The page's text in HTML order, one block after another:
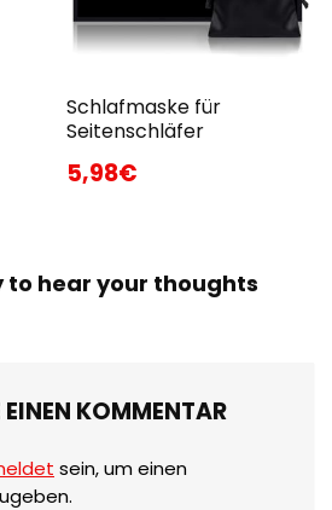
Schlafmaske für
Seitenschläfer
5,98€
to hear your thoughts
EINEN KOMMENTAR
sein, um einen